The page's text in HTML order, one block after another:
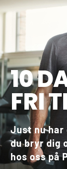
10
FRI
Just nu har
du bryr dig
hos oss på